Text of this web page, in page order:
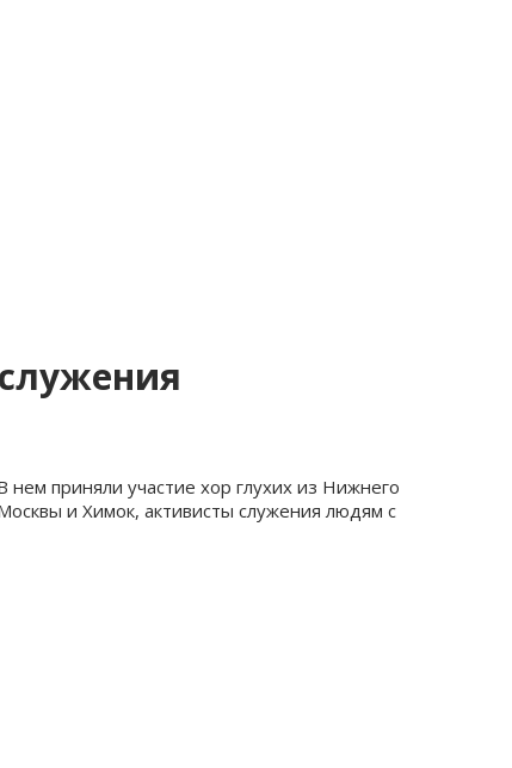
приняли участие хор глухих из Нижнего
и Химок, активисты служения людям с